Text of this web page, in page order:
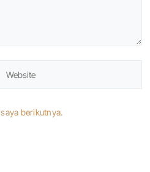
berikutnya.